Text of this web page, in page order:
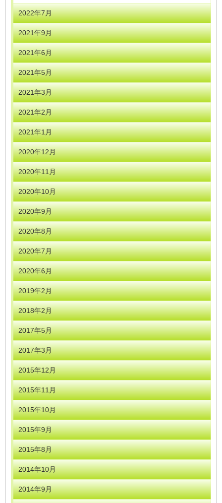
2022年7月
2021年9月
2021年6月
2021年5月
2021年3月
2021年2月
2021年1月
2020年12月
2020年11月
2020年10月
2020年9月
2020年8月
2020年7月
2020年6月
2019年2月
2018年2月
2017年5月
2017年3月
2015年12月
2015年11月
2015年10月
2015年9月
2015年8月
2014年10月
2014年9月